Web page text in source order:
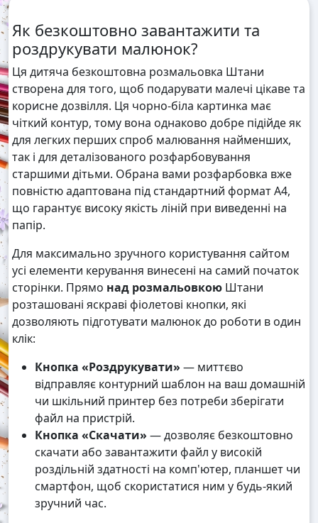
Як безкоштовно завантажити та
роздрукувати малюнок?
Ця дитяча безкоштовна розмальовка Штани
створена для того, щоб подарувати малечі цікаве та
корисне дозвілля. Ця чорно-біла картинка має
чіткий контур, тому вона однаково добре підійде як
для легких перших спроб малювання найменших,
так і для деталізованого розфарбовування
старшими дітьми. Обрана вами розфарбовка вже
повністю адаптована під стандартний формат А4,
що гарантує високу якість ліній при виведенні на
папір.
Для максимально зручного користування сайтом
усі елементи керування винесені на самий початок
сторінки. Прямо над розмальовкою Штани
розташовані яскраві фіолетові кнопки, які
дозволяють підготувати малюнок до роботи в один
клік:
Кнопка «Роздрукувати» — миттєво
відправляє контурний шаблон на ваш домашній
чи шкільний принтер без потреби зберігати
файл на пристрій.
Кнопка «Скачати» — дозволяє безкоштовно
скачати або завантажити файл у високій
роздільній здатності на комп'ютер, планшет чи
смартфон, щоб скористатися ним у будь-який
зручний час.